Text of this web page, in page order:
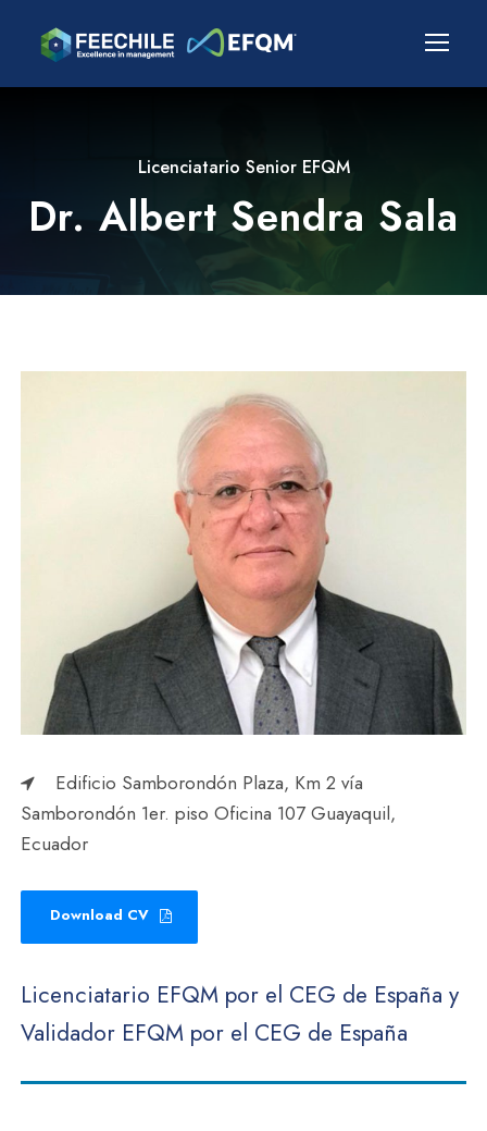
Licenciatario Senior EFQM
Dr. Albert Sendra Sala
Edificio Samborondón Plaza, Km 2 vía
Samborondón 1er. piso Oficina 107 Guayaquil,
Ecuador
Download CV
Licenciatario EFQM por el CEG de España y
Validador EFQM por el CEG de España